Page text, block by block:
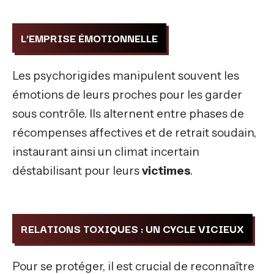
L’EMPRISE ÉMOTIONNELLE
Les psychorigides manipulent souvent les
émotions de leurs proches pour les garder
sous contrôle. Ils alternent entre phases de
récompenses affectives et de retrait soudain,
instaurant ainsi un climat incertain
déstabilisant pour leursvictimes.
RELATIONS TOXIQUES : UN CYCLE VICIEUX
Pour se protéger, il est crucial de reconnaître